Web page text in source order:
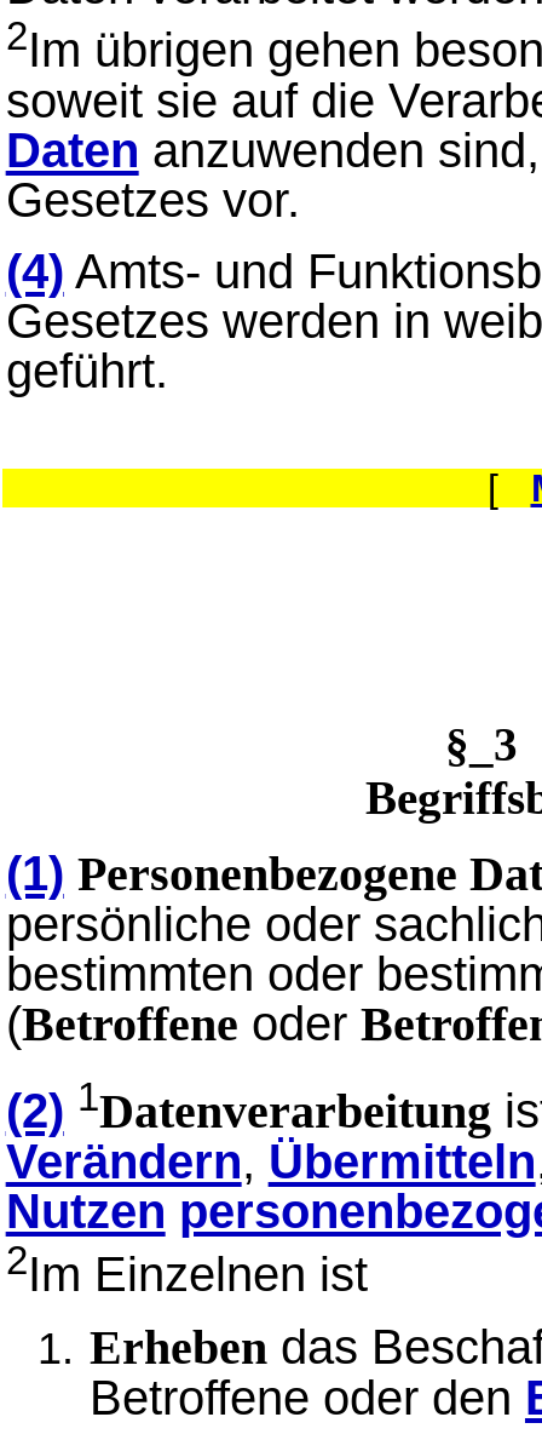
2Im übrigen gehen
soweit sie auf die
Daten anzuwenden
Gesetzes vor.
(4) Amts- und
Gesetzes werden in
geführt.
[
(1) Personenbezogene
persönliche oder
bestimmten oder
(Betroffene oder
(2) 1Datenverarbeitung
Verändern, Übermitteln
Nutzen
2Im Einzelnen ist
Erhebendas
Betroffene oder den